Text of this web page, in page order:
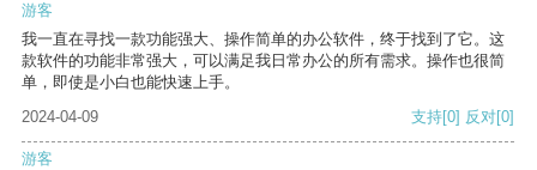
游客
我一直在寻找一款功能强大、操作简单的办公软件，终于找到了它。这
款软件的功能非常强大，可以满足我日常办公的所有需求。操作也很简
单，即使是小白也能快速上手。
2024-04-09
支持[0] 反对[0]
游客